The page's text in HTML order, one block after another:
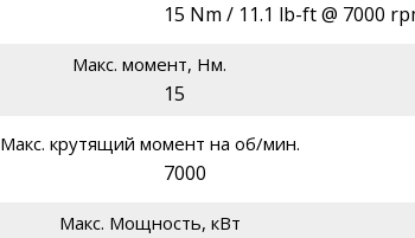
15 Nm / 11.1 lb-ft @ 7000
Макс. момент, Нм.
15
Макс. крутящий момент на об/мин.
7000
Макс. Мощность, кВт